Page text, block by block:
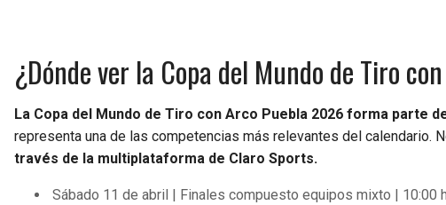
¿Dónde ver la Copa del Mundo de Tiro
La Copa del Mundo de Tiro con Arco Puebla 2026 forma parte
representa una de las competencias más relevantes del calendario.
través de la multiplataforma de Claro Sports.
Sábado 11 de abril | Finales compuesto equipos mixto | 10:00